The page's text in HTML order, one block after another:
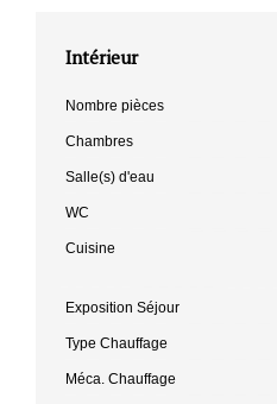
Intérieur
Nombre pièces
Chambres
Salle(s) d'eau
WC
Cuisine
Exposition Séjour
Type Chauffage
Méca. Chauffage